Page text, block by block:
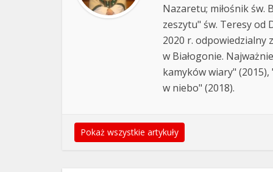
Nazaretu; miłośnik św.
zeszytu" św. Teresy od
2020 r. odpowiedzialny
w Białogonie.
kamyków wiary"
w niebo" (2018).
Pokaż wszystkie artykuły